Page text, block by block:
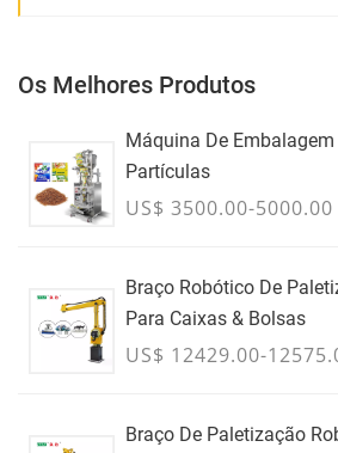
Os Melhores Produtos
Máquina De
Partículas
US$ 3500.00-5000.00
Braço Robótico De
Para Caixas & Bolsas
US$ 12429.00-
Braço De Paletização